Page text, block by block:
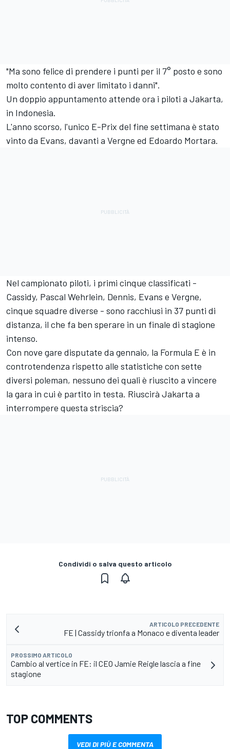
"Ma sono felice di prendere i punti per il 7° posto e sono
molto contento di aver limitato i danni".
Un doppio appuntamento attende ora i piloti a Jakarta,
in Indonesia.
L'anno scorso, l'unico E-Prix del fine settimana è stato
vinto da Evans, davanti a Vergne ed Edoardo Mortara.
Nel campionato piloti, i primi cinque classificati -
Cassidy, Pascal Wehrlein, Dennis, Evans e Vergne,
cinque squadre diverse - sono racchiusi in 37 punti di
distanza, il che fa ben sperare in un finale di stagione
intenso.
Con nove gare disputate da gennaio, la Formula E è in
controtendenza rispetto alle statistiche con sette
diversi poleman, nessuno dei quali è riuscito a vincere
la gara in cui è partito in testa. Riuscirà Jakarta a
interrompere questa striscia?
Condividi o salva questo articolo
ARTICOLO PRECEDENTE
FE | Cassidy trionfa a Monaco e diventa leader
PROSSIMO ARTICOLO
Cambio al vertice in FE: il CEO Jamie Reigle lascia a fine
stagione
TOP COMMENTS
VEDI DI PIÙ E COMMENTA